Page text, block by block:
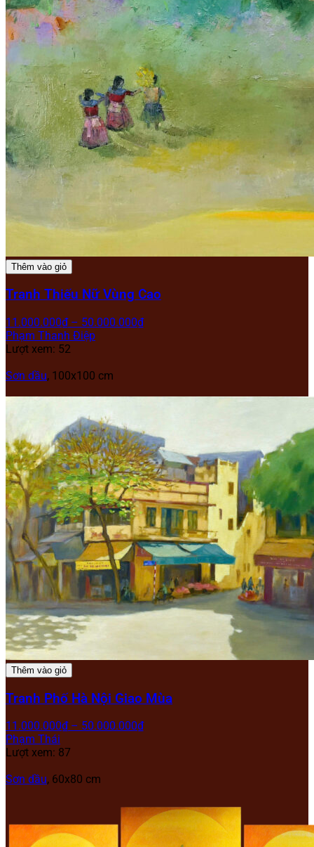
Thêm vào giỏ
Tranh Thiếu Nữ Vùng Cao
11.000.000₫ – 50.000.000₫
Phạm Thanh Điệp
Lượt xem: 52
Sơn dầu, 100x100 cm
Thêm vào giỏ
Tranh Phố Hà Nội Giao Mùa
11.000.000₫ – 50.000.000₫
Phạm Thái
Lượt xem: 87
Sơn dầu, 60x80 cm